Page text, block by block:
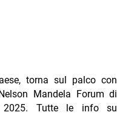
torna sul palco con
Mandela Forum di
Tutte le info su